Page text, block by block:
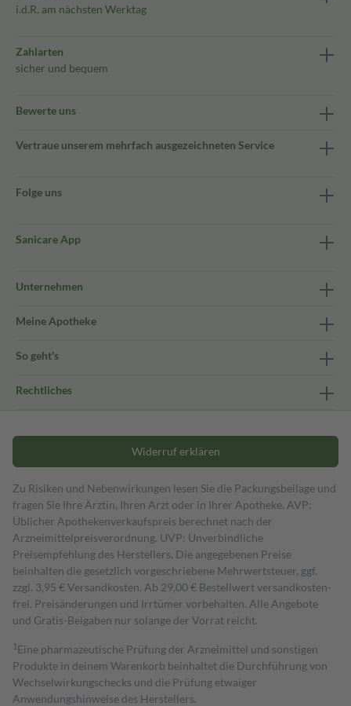
i.d.R. am nächsten Werktag
Zahlarten
sicher und bequem
Bewerte uns
Vertraue unserem mehrfach ausgezeichneten Service
Folge uns
Sanicare App
Unternehmen
Meine Apotheke
So geht's
Rechtliches
Widerruf erklären
Zu Risiken und Nebenwirkungen lesen Sie die Packungsbeilage und
fragen Sie Ihre Ärztin, Ihren Arzt oder in Ihrer Apotheke. AVP:
Üblicher Apothekenverkaufspreis berechnet nach der
Arzneimittelpreisverordnung. UVP: Unverbindliche
Preisempfehlung des Herstellers. Die angegebenen Preise
beinhalten die gesetzlich vorgeschriebene Mehrwertsteuer, ggf.
zzgl. 3,95 € Versandkosten. Ab 29,00 € Bestell­wert versand­kosten­
frei. Preisänderungen und Irrtümer vorbehalten. Alle Angebote
und Gratis-Beigaben nur solange der Vorrat reicht.
1 Eine pharmazeutische Prüfung der Arzneimittel und sonstigen
Produkte in deinem Warenkorb beinhaltet die Durchführung von
Wechselwirkungschecks und die Prüfung etwaiger
Anwendungshinweise des Herstellers.